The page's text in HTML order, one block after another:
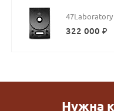
322 000 ₽
Нужна